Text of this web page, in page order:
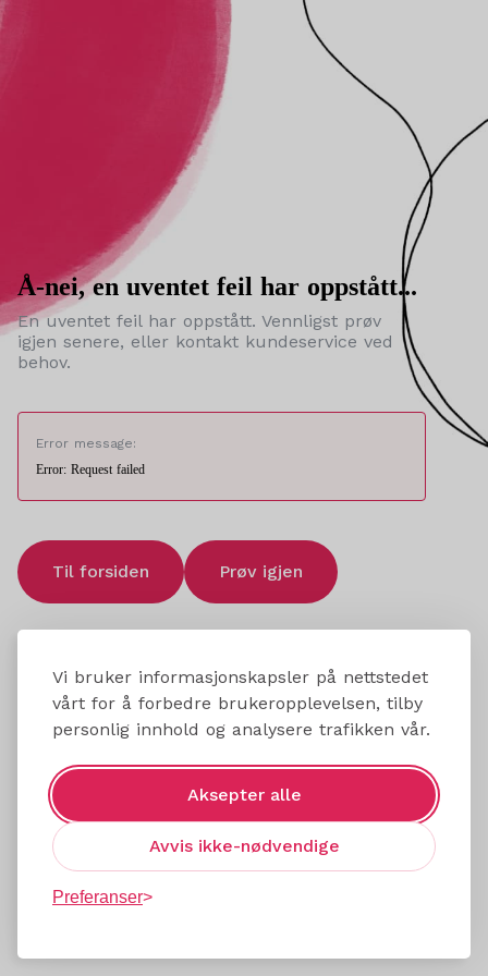
Vi bruker informasjonskapsler på nettstedet
vårt for å forbedre brukeropplevelsen, tilby
personlig innhold og analysere trafikken vår.
Aksepter alle
Avvis ikke-nødvendige
Preferanser
Å-nei, en uventet feil har oppstått...
En uventet feil har oppstått. Vennligst prøv
igjen senere, eller kontakt kundeservice ved
behov.
Error message:
Error: Request failed
Til forsiden Prøv igjen